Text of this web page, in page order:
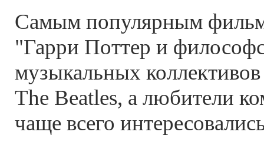
Самым популярным
"Гарри Поттер и
музыкальных
The Beatles, а любители
чаще всего